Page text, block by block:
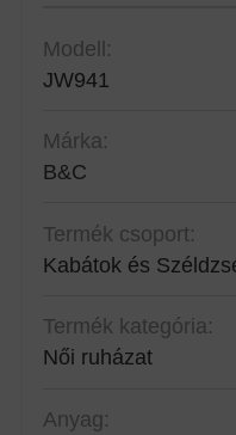
Modell:
JW941
Márka:
B&C
Termék csoport:
Kabátok és
Termék kategória:
Női ruházat
Anyag: